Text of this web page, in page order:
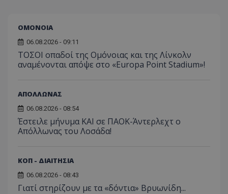
ΟΜΟΝΟΙΑ
06.08.2026 - 09:11
ΤΟΣΟΙ οπαδοί της Ομόνοιας και της Λίνκολν
αναμένονται απόψε στο «Europa Point Stadium»!
ΑΠΟΛΛΩΝΑΣ
06.08.2026 - 08:54
Έστειλε μήνυμα ΚΑΙ σε ΠΑΟΚ-Άντερλεχτ ο
Απόλλωνας του Λοσάδα!
ΚΟΠ - ΔΙΑΙΤΗΣΙΑ
06.08.2026 - 08:43
Γιατί στηρίζουν με τα «δόντια» Βρυωνίδη...